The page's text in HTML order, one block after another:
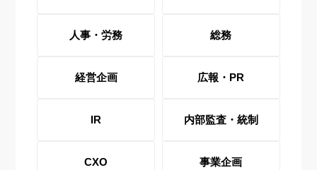
人事・労務 総務
経営企画 広報・PR
IR 内部監査・統制
CXO 事業企画